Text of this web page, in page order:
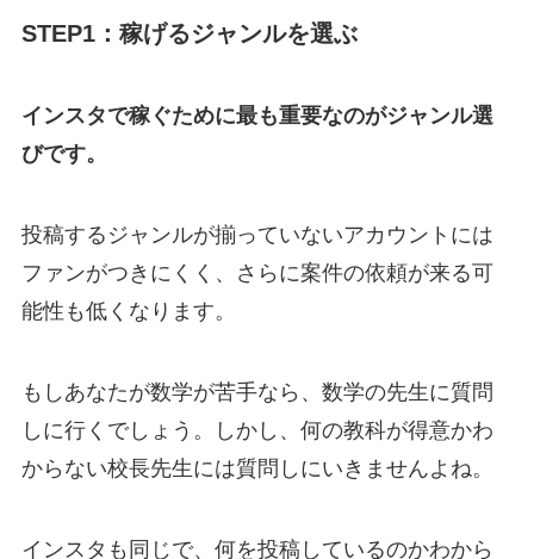
STEP1：稼げるジャンルを選ぶ
インスタで稼ぐために最も重要なのがジャンル選
びです。
投稿するジャンルが揃っていないアカウントには
ファンがつきにくく、さらに案件の依頼が来る可
能性も低くなります。
もしあなたが数学が苦手なら、数学の先生に質問
しに行くでしょう。しかし、何の教科が得意かわ
からない校長先生には質問しにいきませんよね。
インスタも同じで、何を投稿しているのかわから